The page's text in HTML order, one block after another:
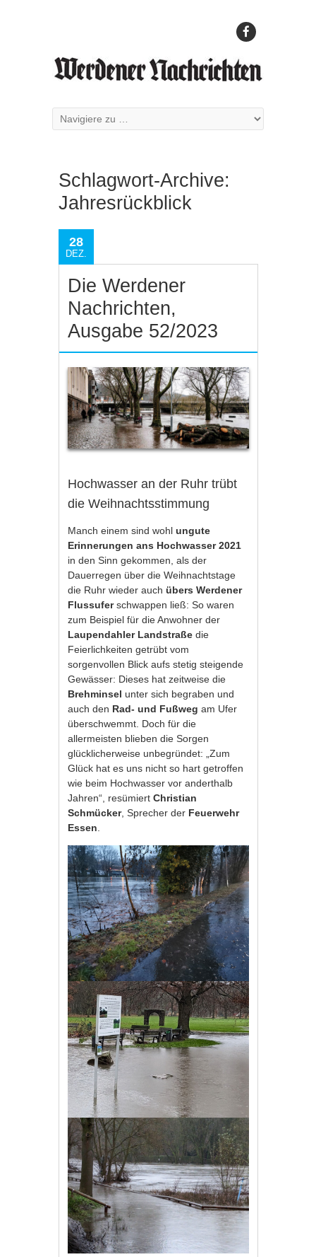
Schlagwort-Archive:
Jahresrückblick
28
DEZ.
Die Werdener
Nachrichten,
Ausgabe 52/2023
Hochwasser an der Ruhr trübt
die Weihnachtsstimmung
Manch einem sind wohlungute
Erinnerungen ans Hochwasser 2021
in den Sinn gekommen, als der
Dauerregen über die Weihnachtstage
die Ruhr wieder auchübers Werdener
Flussuferschwappen ließ: So waren
zum Beispiel für die Anwohner der
Laupendahler Landstraße die
Feierlichkeiten getrübt vom
sorgenvollen Blick aufs stetig steigende
Gewässer: Dieses hat zeitweise die
Brehminsel unter sich begraben und
auch den Rad- und Fußwegam Ufer
überschwemmt. Doch für die
allermeisten blieben die Sorgen
glücklicherweise unbegründet: „Zum
Glück hat es uns nicht so hart getroffen
wie beim Hochwasser vor anderthalb
Jahren“, resümiertChristian
Schmücker, Sprecher der Feuerwehr
Essen